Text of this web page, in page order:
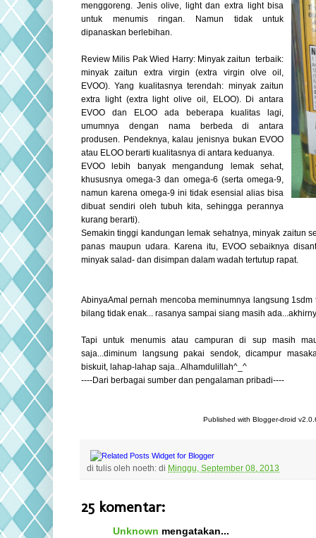
menggoreng. Jenis olive, light dan extra light bisa
untuk menumis ringan. Namun tidak untuk
dipanaskan berlebihan.
Review Milis Pak Wied Harry: Minyak zaitun terbaik:
minyak zaitun extra virgin (extra virgin olve oil,
EVOO). Yang kualitasnya terendah: minyak zaitun
extra light (extra light olive oil, ELOO). Di antara
EVOO dan ELOO ada beberapa kualitas lagi,
umumnya dengan nama berbeda di antara
produsen. Pendeknya, kalau jenisnya bukan EVOO
atau ELOO berarti kualitasnya di antara keduanya.
EVOO lebih banyak mengandung lemak sehat,
khususnya omega-3 dan omega-6 (serta omega-9,
namun karena omega-9 ini tidak esensial alias bisa
dibuat sendiri oleh tubuh kita, sehingga perannya
kurang berarti).
Semakin tinggi kandungan lemak sehatnya, minyak zaitun
panas maupun udara. Karena itu, EVOO sebaiknya
minyak salad- dan disimpan dalam wadah tertutup rapat.
AbinyaAmal pernah mencoba meminumnya langsung
bilang tidak enak... rasanya sampai siang masih
Tapi untuk menumis atau campuran di sup masih
saja...diminum langsung pakai sendok, dicampur
biskuit, lahap-lahap saja.. Alhamdulillah^_^
----Dari berbagai sumber dan pengalaman pribadi----
Published with Blogger-droid
di tulis oleh noeth: di Minggu, September 08, 2013
25 komentar:
Unknown mengatakan...